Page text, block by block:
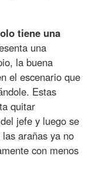
tiene una
una
la buena
el escenario que
Estas
quitar
del jefe y luego se
arañas ya no
con menos